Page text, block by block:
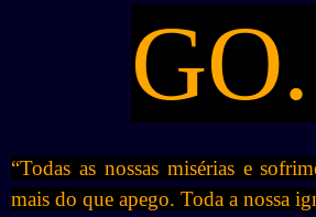
“Todas as nossas misérias e
mais do que apego. Toda a nossa